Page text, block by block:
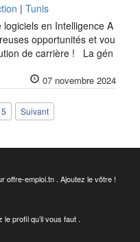
| Tunis
en Intelligence A
opportunités et vou
de carrière ! La gén
07 novembre 2024
5 Suivant
offre-emploi.tn . Ajoutez le vôtre !
profil qu’il vous faut .